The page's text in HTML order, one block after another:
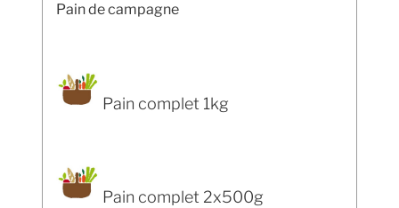
Pain de campagne
Pain complet 1kg
Pain complet 2x500g